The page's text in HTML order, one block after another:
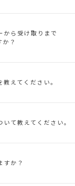
から受け取りまで
？
えてください。
て教えてください。
すか？